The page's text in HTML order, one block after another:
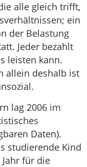
alle gleich trifft,
ein
der Belastung
Jeder bezahlt
leisten kann.
allein deshalb ist
lag 2006 im
Daten).
studierende Kind
für die